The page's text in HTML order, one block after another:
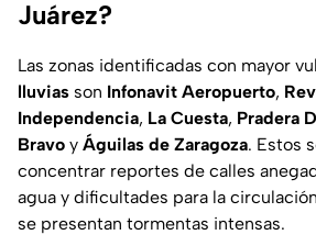
Juárez?
Las zonas identificadas con mayor
lluvias son Infonavit Aeropuerto,
Independencia, La Cuesta, Pradera
Bravo y Águilas de Zaragoza. Estos
concentrar reportes de calles
agua y dificultades para la
se presentan tormentas intensas.